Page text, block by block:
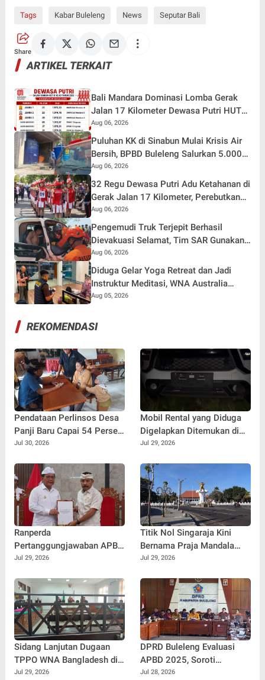
Tags Kabar Buleleng News Seputar Bali
Share
ARTIKEL TERKAIT
Bali Mandara Dominasi Lomba Gerak
Jalan 17 Kilometer Dewasa Putri HUT
RI ke-81 di Buleleng
Aug 06, 2026
Puluhan KK di Sinabun Mulai Krisis Air
Bersih, BPBD Buleleng Salurkan 5.000
Liter Air dan Siaga Hadapi Dampak
Kemarau
Aug 06, 2026
32 Regu Dewasa Putri Adu Ketahanan di
Gerak Jalan 17 Kilometer, Perebutkan
Hadiah Rp82,5 Juta pada HUT RI ke-81
Aug 06, 2026
Pengemudi Truk Terjepit Berhasil
Dievakuasi Selamat, Tim SAR Gunakan
Teknik Khusus
Aug 06, 2026
Diduga Gelar Yoga Retreat dan Jadi
Instruktur Meditasi, WNA Australia
Dideportasi Imigrasi Singaraja
Aug 05, 2026
REKOMENDASI
Pendataan Perlinsos Desa
Panji Baru Capai 54 Persen,
Sekwan Bali Minta Kadus
Jul 30, 2026
Mobil Rental yang Diduga
Digelapkan Ditemukan di
Hutan Buleleng, GPS
Diganti
Jul 29, 2026
Ranperda
Pertanggungjawaban APBD
2025 Disepakati, Siap
Jul 29, 2026
Titik Nol Singaraja Kini
Bernama Praja Mandala
Singa Ambara Raja, Perkuat
Jul 29, 2026
Sidang Lanjutan Dugaan
TPPO WNA Bangladesh di
PN Singaraja, Muncul
Jul 29, 2026
DPRD Buleleng Evaluasi
APBD 2025, Soroti
Besarnya SiLPA dan Dorong
Jul 28, 2026